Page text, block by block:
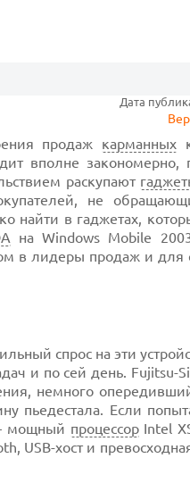
Дата
продаж карманных
вполне закономерно,
раскупают
не
найти в гаджетах,
на Windows Mobile
в лидеры продаж и для
спрос на эти
и по сей день. Fujitsu-
немного
пьедестала. Если
мощный процессорIntel
USB-хост и